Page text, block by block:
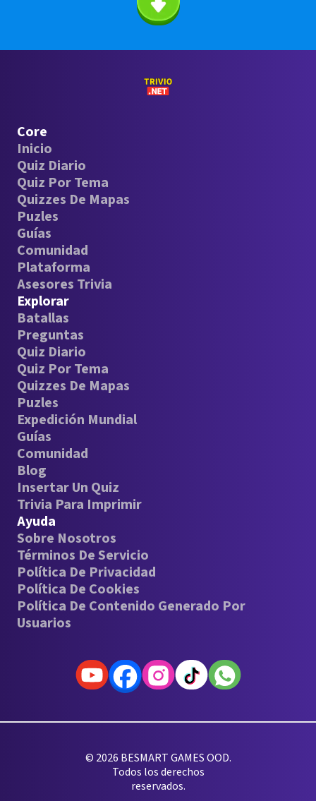
Core
Inicio
Quiz Diario
Quiz Por Tema
Quizzes De Mapas
Puzles
Guías
Comunidad
Plataforma
Asesores Trivia
Explorar
Batallas
Preguntas
Quiz Diario
Quiz Por Tema
Quizzes De Mapas
Puzles
Expedición Mundial
Guías
Comunidad
Blog
Insertar Un Quiz
Trivia Para Imprimir
Ayuda
Sobre Nosotros
Términos De Servicio
Política De Privacidad
Política De Cookies
Política De Contenido Generado Por
Usuarios
© 2026 BESMART GAMES OOD.
Todos los derechos
reservados.